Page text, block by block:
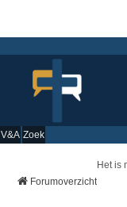
V&A Zoek
Het is
Forumoverzicht